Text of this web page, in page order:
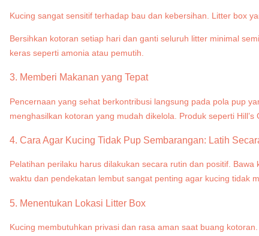
Kucing sangat sensitif terhadap bau dan kebersihan. Litter box
Bersihkan kotoran setiap hari dan ganti seluruh litter minimal
keras seperti amonia atau pemutih.
3. Memberi Makanan yang Tepat
Pencernaan yang sehat berkontribusi langsung pada pola pup
menghasilkan kotoran yang mudah dikelola. Produk seperti
4. Cara Agar Kucing Tidak Pup Sembarangan: Latih
Pelatihan perilaku harus dilakukan secara rutin dan positif.
waktu dan pendekatan lembut sangat penting agar kucing tidak
5. Menentukan Lokasi Litter Box
Kucing membutuhkan privasi dan rasa aman saat buang